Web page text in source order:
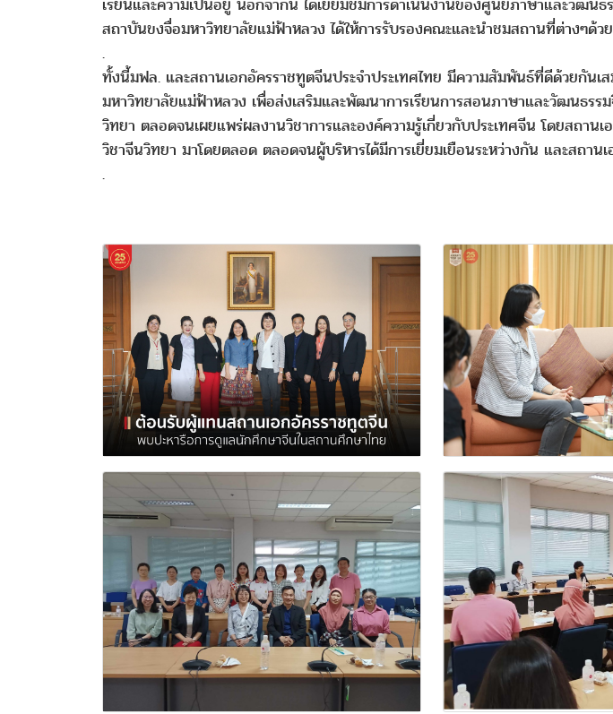
เรียนและความเป็นอยู่ นอกจากนี้ ได้เยี่ยมชมการดำเนินงานของศูนย์ภาษาและวัฒ
สถาบันขงจื่อมหาวิทยาลัยแม่ฟ้าหลวง ได้ให้การรับรองคณะและนำชมสถานที่ต่างๆด้วย
.
ทั้งนี้มฟล. และสถานเอกอัครราชทูตจีนประจำประเทศไทย มีความสัมพันธ์ที่ดีด้วยกั
มหาวิทยาลัยแม่ฟ้าหลวง เพื่อส่งเสริมและพัฒนาการเรียนการสอนภาษาและวัฒนธร
วิทยา ตลอดจนเผยแพร่ผลงานวิชาการและองค์ความรู้เกี่ยวกับประเทศจีน โดยสถา
วิชาจีนวิทยา มาโดยตลอด ตลอดจนผู้บริหารได้มีการเยี่ยมเยือนระหว่างกัน และสถา
.